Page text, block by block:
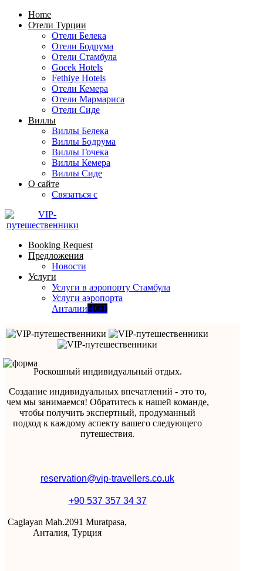
Home
Отели Турции
Отели Белека
Отели Бодрума
Отели Стамбула
Gocek Hotels
Fethiye Hotels
Отели Кемера
Отели Мармариса
Отели Сиде
Виллы
Виллы Белека
Виллы Бодрума
Виллы Гочека
Виллы Кемера
Виллы Сиде
О сайте
Связаться с
Booking Request
Предложения
Новости
Услуги
Услуги в аэропорту Стамбула
Услуги аэропорта
АнталииHOT
Роскошный индивидуальный отдых.
Создание индивидуальных впечатлений - это то,
чем мы занимаемся! Обратитесь к нашей команде,
чтобы получить экспертный, продуманный
подход к каждому аспекту вашего следующего
путешествия.
reservation@vip-travellers.co.uk
+90 537 357 34 37
Caglayan Mah.2091 Muratpasa,
Анталия, Турция